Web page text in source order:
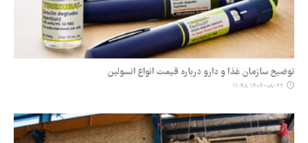
توضیح سازمان غذا و دارو درباره قیمت انواع انسولین
۱۴۰۴-۰۸-۲۲ ۱۱:۴۸